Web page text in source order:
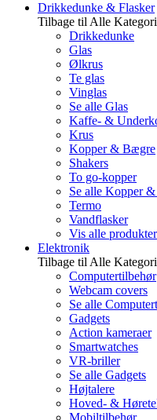
Drikkedunke & Flasker
Tilbage til Alle
Drikkedunke
Glas
Ølkrus
Te glas
Vinglas
Se alle Glas
Kaffe- &
Krus
Kopper & Bægre
Shakers
To go-kopper
Se alle Kopper
Termo
Vandflasker
Vis alle produkter
Elektronik
Tilbage til Alle
Computertilbehør
Webcam covers
Se alle
Gadgets
Action kameraer
Smartwatches
VR-briller
Se alle Gadgets
Højtalere
Hoved- &
Mobiltilbehør